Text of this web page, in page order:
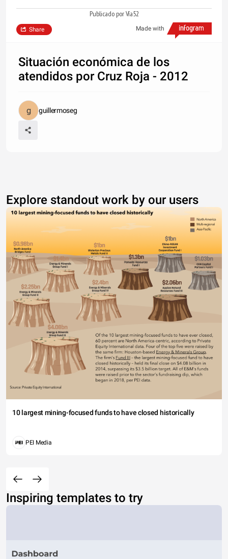
Publicado por Vía52
Made with
Share
Situación económica de los
atendidos por Cruz Roja - 2012
guillermoseg
Explore standout work by our users
10 largest mining-focused funds to have closed historically
PEI Media
Inspiring templates to try